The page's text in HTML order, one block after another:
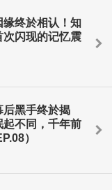
缘终於相认！知
闪现的记忆震
后黑手终於揭
起不同，千年前
）